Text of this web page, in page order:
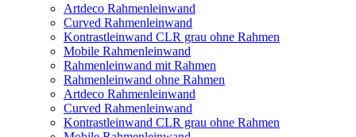
Artdeco Rahmenleinwand
Curved Rahmenleinwand
Kontrastleinwand CLR grau ohne Rahmen
Mobile Rahmenleinwand
Rahmenleinwand mit Rahmen
Rahmenleinwand ohne Rahmen
Artdeco Rahmenleinwand
Curved Rahmenleinwand
Kontrastleinwand CLR grau ohne Rahmen